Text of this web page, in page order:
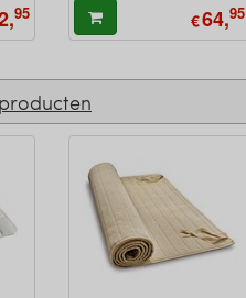
95 €64,95